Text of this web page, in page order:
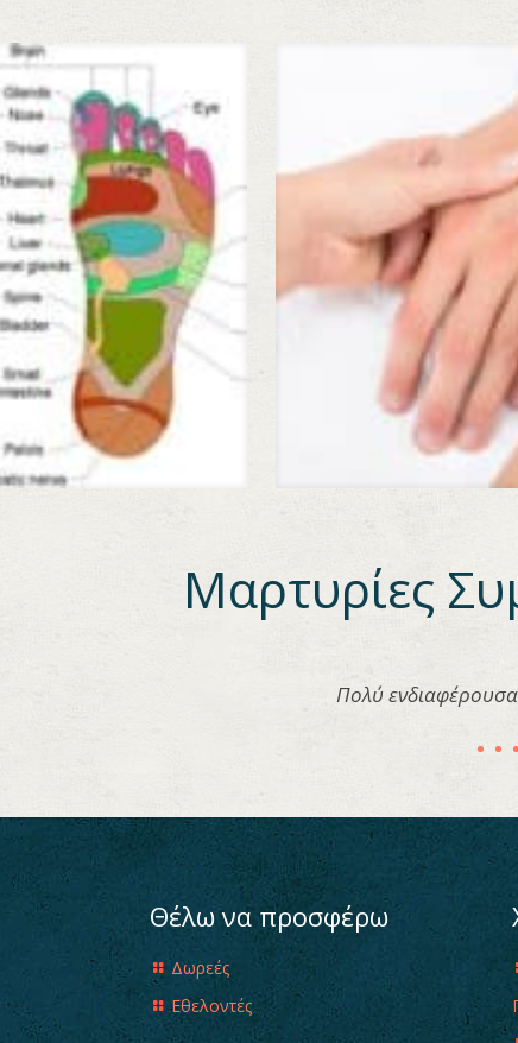
Μαρτυρίες
Πολύ
Θέλω να προσφέρω
Δωρεές
Εθελοντές